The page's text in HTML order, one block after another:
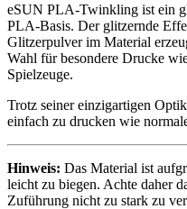
eSUN PLA-Twinkling ist ein
PLA-Basis. Der glitzernde
Glitzerpulver im Material
Wahl für besondere Drucke
Spielzeuge.
Trotz seiner einzigartigen
einfach zu drucken wie
Hinweis: Das Material ist
leicht zu biegen. Achte daher
Zuführung nicht zu stark zu